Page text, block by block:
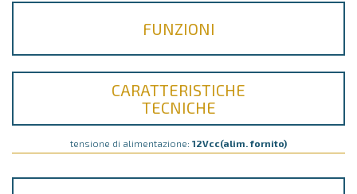
FUNZIONI
CARATTERISTICHE
TECNICHE
tensione di alimentazione: 12Vcc(alim. fornito)